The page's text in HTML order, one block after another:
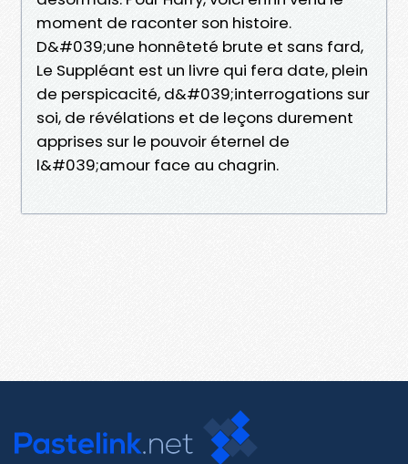
moment de raconter son histoire.
D&#039;une honnêteté brute et sans fard,
Le Suppléant est un livre qui fera date, plein
de perspicacité, d&#039;interrogations sur
soi, de révélations et de leçons durement
apprises sur le pouvoir éternel de
l&#039;amour face au chagrin.